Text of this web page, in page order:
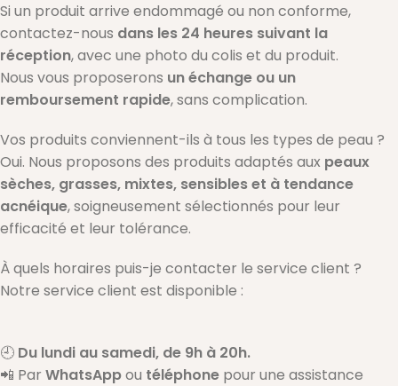
Si un produit arrive endommagé ou non conforme,
contactez-nous dans les 24 heures suivant la
réception, avec une photo du colis et du produit.
Nous vous proposerons un échange ou un
remboursement rapide, sans complication.
Vos produits conviennent-ils à tous les types de peau ?
Oui. Nous proposons des produits adaptés aux peaux
sèches, grasses, mixtes, sensibles et à tendance
acnéique, soigneusement sélectionnés pour leur
efficacité et leur tolérance.
À quels horaires puis-je contacter le service client ?
Notre service client est disponible :
🕘 Du lundi au samedi, de 9h à 20h.
📲 Par WhatsAppou téléphone pour une assistance